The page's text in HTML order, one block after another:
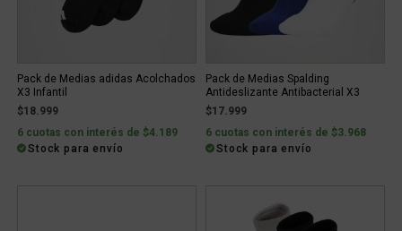
Pack de Medias adidas Acolchados
X3 Infantil
$18.999
6 cuotas con interés de $4.189
Stock para envío
Pack de Medias Spalding
Antideslizante Antibacterial X3
$17.999
6 cuotas con interés de $3.968
Stock para envío